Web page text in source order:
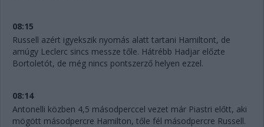
08:15
Russell azért igyekszik nyomás alatt tartani Hamiltont, de
amúgy Leclerc sincs messze tőle. Hátrébb Hadjar előzte
Bortoletót, de még nincs pontszerző helyen ezzel.
08:14
Antonelli közben 4,5 másodperccel vezet már Piastri előtt, aki
mögött másodpercre Hamilton, tőle fél másodpercre Russell.